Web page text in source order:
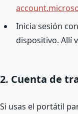
Inicia sesión
dispositivo. Allí
2. Cuenta de
Si usas el portátil